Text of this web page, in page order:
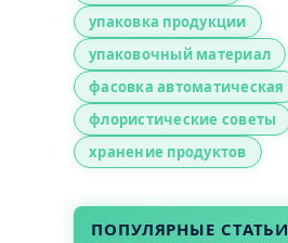
упаковка продукции
упаковочный материал
фасовка автоматическая
флористические советы
хранение продуктов
ПОПУЛЯРНЫЕ СТАТЬИ